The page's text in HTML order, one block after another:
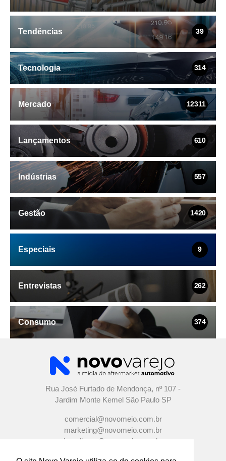
Tendências 39
Tecnologia 314
Mercado 12311
Lançamentos 610
Indústrias 557
Gestão 1420
Especiais 9
Entrevistas 262
Consumo 374
Rua José Furtado de Mendonça, nº 107 -
Jardim Monte Kemel São Paulo SP
comercial@novomeio.com.br
marketing@novomeio.com.br
jornalismo@novomeio.com.br